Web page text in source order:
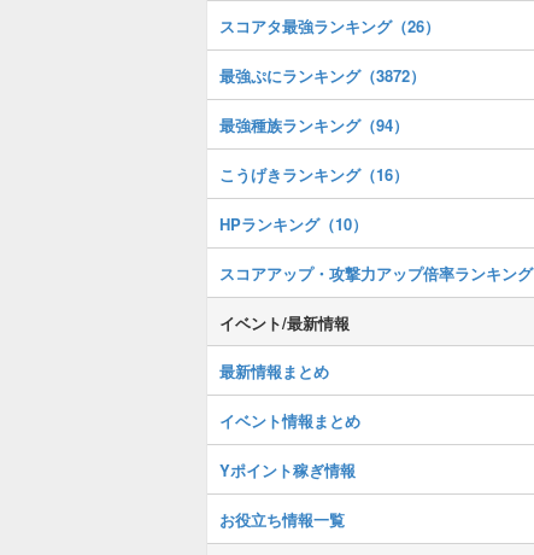
スコアタ最強ランキング（26）
最強ぷにランキング（3872）
最強種族ランキング（94）
こうげきランキング（16）
HPランキング（10）
スコアアップ・攻撃力アップ倍率ランキング
イベント/最新情報
最新情報まとめ
イベント情報まとめ
Yポイント稼ぎ情報
お役立ち情報一覧